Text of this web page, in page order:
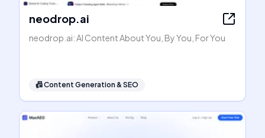
neodrop.ai
neodrop.ai: AI Content About You, By You, For You
📠Content Generation & SEO